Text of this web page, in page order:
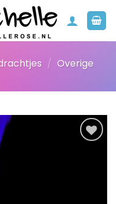
/ Overige